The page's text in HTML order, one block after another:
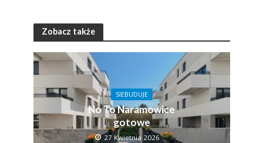
Zobacz także
SIEBUDUJE
No To Naramowice
gotowe
27 Kwietnia 2026